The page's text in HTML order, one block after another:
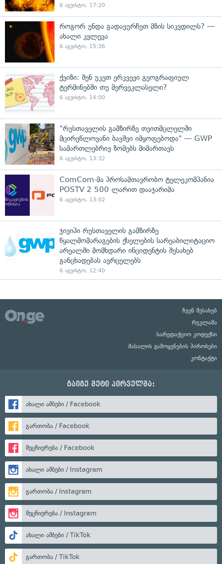
6 აგვისტო, 17:20
როგორ უნდა გადავურჩეთ მზის სიკვდილს? —
ახალი კვლევა
6 აგვისტო, 15:36
ქვიზი: შენ უკეთ ერკვევი გეოგრაფიულ
ტერმინებში თუ მერვეკლასელი?
6 აგვისტო, 14:00
"რუსთაველის გამზირზე თვითმცლელში
მცირეწლოვანი ბავშვი იმყოფებოდა" — GWP
სამართლებრივ ზომებს მიმართავს
6 აგვისტო, 13:32
ComCom-მა პროსამთავრობო ტელეკომპანია
POSTV 2 500 ლარით დააჯარიმა
6 აგვისტო, 13:02
ჯივიპი რუსთაველის გამზირზე
წყალმომარაგების ქსელების სარეაბილიტაციო
არეალში მომხდარი ინციდენტის შესახებ
განცხადებას ავრცელებს
6 აგვისტო, 12:40
ჩვენ შესახებ
რეკლამა
სარედაქციო კოდექსი
მასალის გამოყენების პირობები
კონტაქტი
გაიგე მეტი პირველმა:
ახალი ამბები / Facebook
გართობა / Facebook
მეცნიერება / Facebook
ახალი ამბები / Instagram
გართობა / Instagram
მეცნიერება / Instagram
ახალი ამბები / TikTok
გართობა / TikTok